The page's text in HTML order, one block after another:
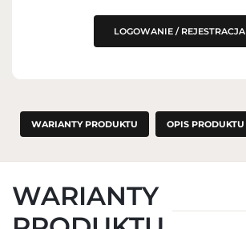
LOGOWANIE / REJESTRACJA
WARIANTY PRODUKTU OPIS PRODUKTU
WARIANTY